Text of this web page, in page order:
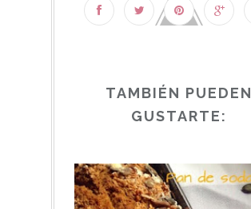
TAMBIÉN PUEDEN
GUSTARTE: